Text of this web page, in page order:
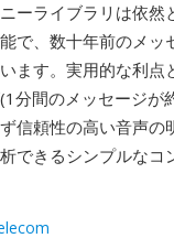
ーライブラリは依然
で、数十年前のメッ
ます。実用的な利点
分間のメッセージが
信頼性の高い音声の
できるシンプルなコ